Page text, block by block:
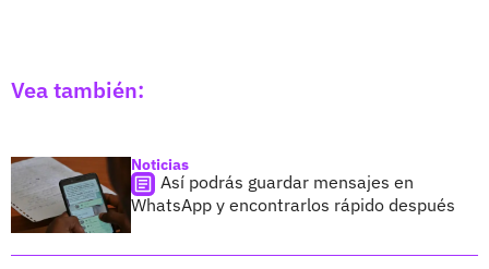
Vea también:
Noticias
Así podrás guardar mensajes en
WhatsApp y encontrarlos rápido después